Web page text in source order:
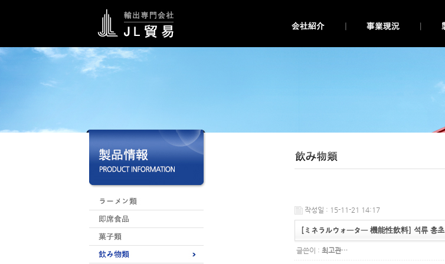
작성일 : 15-11-21 14:17
[ミネラルウォーター 機能性飲料] 석류 홍초
글쓴이 : 최고관…